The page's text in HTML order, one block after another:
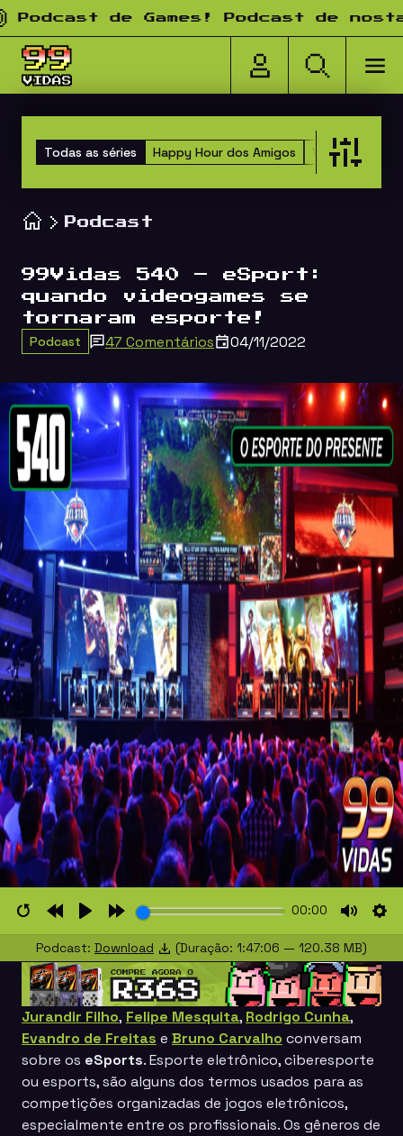
Pular para o conteúdo
de Games! Podcast de
Todas as séries Happy Hour dos Amigos Versus
Podcast
99Vidas 540 – eSport:
quando videogames se
tornaram esporte!
Podcast 47 Comentários 04/11/2022
RestartRewind
10s
PlayForward
10s
00:00
Mute
Podcast: Download (Duração: 1:47:06 — 120.38 MB)
Jurandir Filho, Felipe Mesquita, Rodrigo Cunha,
Evandro de Freitas e Bruno Carvalho conversam
sobre os eSports. Esporte eletrônico, ciberesporte
ou esports, são alguns dos termos usados para as
competições organizadas de jogos eletrônicos,
especialmente entre os profissionais. Os gêneros de